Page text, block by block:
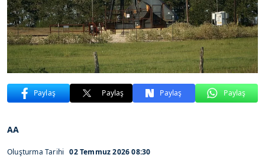
Paylaş Paylaş Paylaş Paylaş
AA
Oluşturma Tarihi 02 Temmuz 2026 08:30